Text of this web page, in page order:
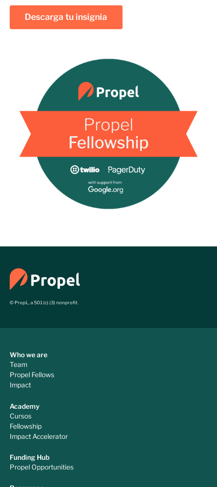
Descarga tu insignia
© PropL, a 501 (c) (3) nonprofit.
Who we are
Team
Propel Fellows
Impact
Academy
Cursos
Fellowship
Impact Accelerator
Funding Hub
Propel Opportunities